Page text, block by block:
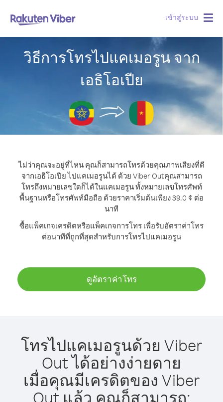
เข้าสู่ระบบ
วิธีการโทรไปแคเมอรูน จาก
เอธิโอเปีย
ไม่ว่าคุณจะอยู่ที่ไหน คุณก็สามารถโทรด้วยคุณภาพเสียงที่ดี
จากเอธิโอเปีย ไปแคเมอรูนได้ ด้วย Viber Outคุณสามารถ
โทรถึงหมายเลขใดก็ได้ในแคเมอรูน ทั้งหมายเลขโทรศัพท์
พื้นฐานหรือโทรศัพท์มือถือ ด้วยราคาเริ่มต้นเพียง 39.0 ¢ ต่อ
นาที
ซื้อแพ็คเกจเครดิตหรือแพ็คเกจการโทร เพื่อรับอัตราค่าโทร
ต่อนาทีที่ถูกที่สุดสำหรับการโทรไปแคเมอรูน
ดูอัตราค่าโทร
โทรไปแคเมอรูนด้วย Viber
Out ได้อย่างง่ายดาย
เมื่อคุณมีเครดิตของ Viber
Out แล้ว คุณก็สามารถ: